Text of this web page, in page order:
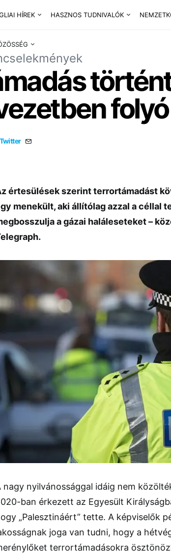
HÍREK HASZNOS TUDNIVALÓK
Twitter
értesülések szerint terrortámadást
menekült, aki állítólag azzal a céllal
a gázai haláleseteket –
nagy nyilvánossággal idáig nem
ban érkezett az Egyesült
„Palesztináért” tette. A képviselők
joga van tudni, hogy a
terrortámadásokra